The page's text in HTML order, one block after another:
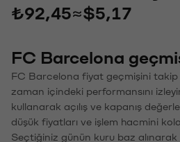
₺92,45≈$5,17
FC Barcelona
FC Barcelona fiyat geçmişini takip
zaman içindeki performansını
kullanarak açılış ve kapanış
düşük fiyatları ve işlem hacmini
Seçtiğiniz günün kuru baz alınarak